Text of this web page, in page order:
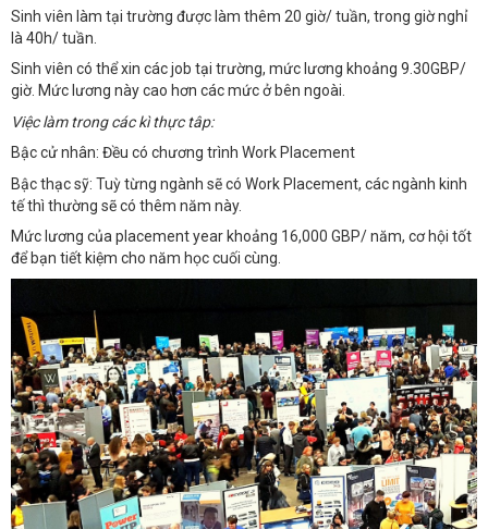
Sinh viên làm tại trường được làm thêm 20 giờ/ tuần, trong giờ nghỉ
là 40h/ tuần.
Sinh viên có thể xin các job tại trường, mức lương khoảng 9.30GBP/
giờ. Mức lương này cao hơn các mức ở bên ngoài.
Việc làm trong các kì thực tâp:
Bậc cử nhân: Đều có chương trình Work Placement
Bậc thạc sỹ: Tuỳ từng ngành sẽ có Work Placement, các ngành kinh
tế thì thường sẽ có thêm năm này.
Mức lương của placement year khoảng 16,000 GBP/ năm, cơ hội tốt
để bạn tiết kiệm cho năm học cuối cùng.